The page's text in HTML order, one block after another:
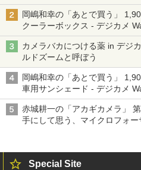
る「Filmator」
岡嶋和幸の「あとで買う」
クーラーボックス - デジカメ
カメラバカにつける薬 in デジ
ルドズームと呼ぼう
岡嶋和幸の「あとで買う」
車用サンシェード - デジカメ
赤城耕一の「アカギカメラ」
手にして思う、マイクロフォ
Special Site